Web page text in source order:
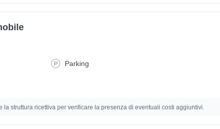
Parking
la struttura ricettiva per verificare la presenza di eventuali costi aggiuntivi.